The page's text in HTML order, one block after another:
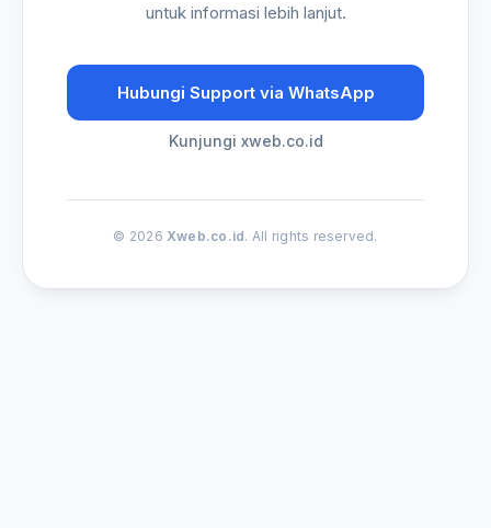
untuk informasi lebih lanjut.
Hubungi Support via WhatsApp
Kunjungi xweb.co.id
© 2026 Xweb.co.id. All rights reserved.